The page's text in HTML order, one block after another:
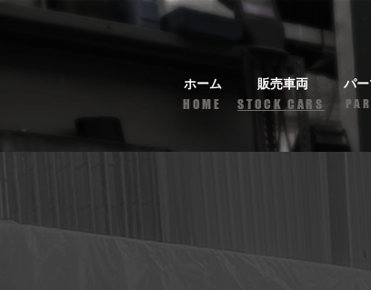
ホーム 販売車両 パ
HOME
STOCK CARS